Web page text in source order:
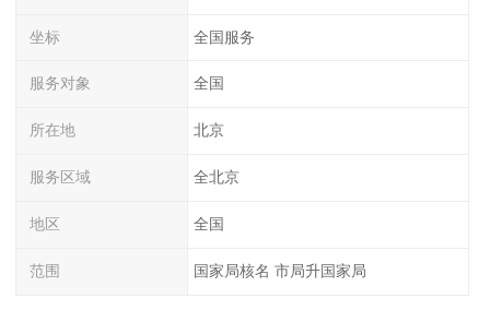
坐标 全国服务
服务对象 全国
所在地 北京
服务区域 全北京
地区 全国
范围 国家局核名 市局升国家局